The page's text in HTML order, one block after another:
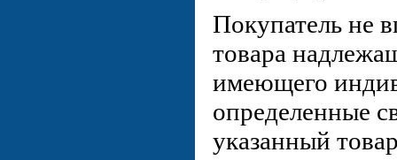
Покупатель не
товара
имеющего
определенные
указанный